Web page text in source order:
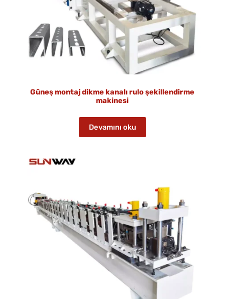
Güneş montaj dikme kanalı rulo şekillendirme
makinesi
Devamını oku